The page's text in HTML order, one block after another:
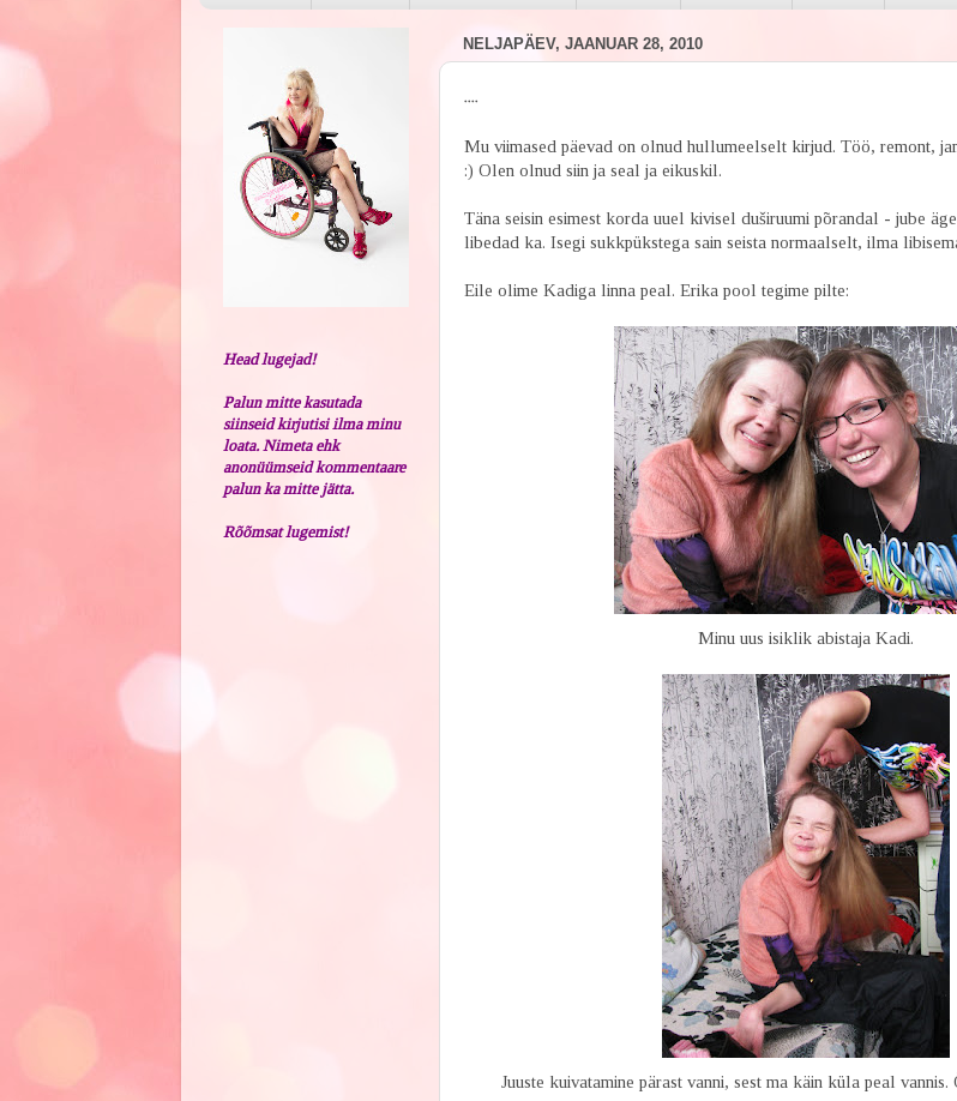
NELJAPÄEV, JAANUAR 28, 2010
....
Mu viimased päevad on olnud hullumeelselt kirjud. Töö, remont,
:) Olen olnud siin ja seal ja eikuskil.
Täna seisin esimest korda uuel kivisel duširuumi põrandal - jube
libedad ka. Isegi sukkpükstega sain seista normaalselt, ilma
Eile olime Kadiga linna peal. Erika pool tegime pilte:
Minu uus isiklik abistaja Kadi.
Juuste kuivatamine pärast vanni, sest ma käin küla peal
Head lugejad!
Palun mitte kasutada
siinseid kirjutisi ilma minu
loata. Nimeta ehk
anonüümseid kommentaare
palun ka mitte jätta.
Rõõmsat lugemist!